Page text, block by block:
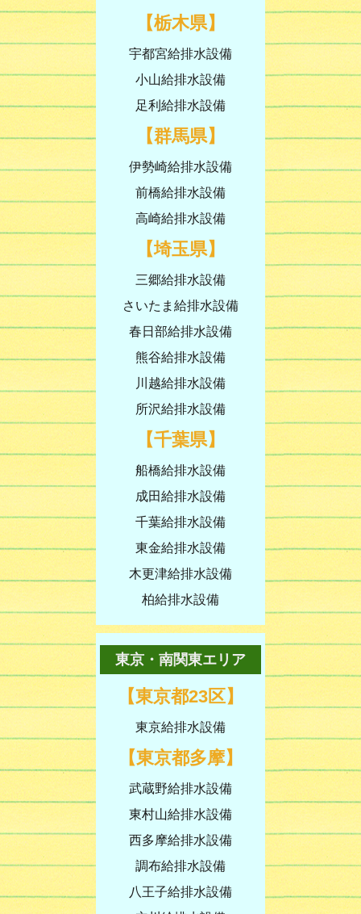
【栃木県】
宇都宮給排水設備
小山給排水設備
足利給排水設備
【群馬県】
伊勢崎給排水設備
前橋給排水設備
高崎給排水設備
【埼玉県】
三郷給排水設備
さいたま給排水設備
春日部給排水設備
熊谷給排水設備
川越給排水設備
所沢給排水設備
【千葉県】
船橋給排水設備
成田給排水設備
千葉給排水設備
東金給排水設備
木更津給排水設備
柏給排水設備
東京・南関東エリア
【東京都23区】
東京給排水設備
【東京都多摩】
武蔵野給排水設備
東村山給排水設備
西多摩給排水設備
調布給排水設備
八王子給排水設備